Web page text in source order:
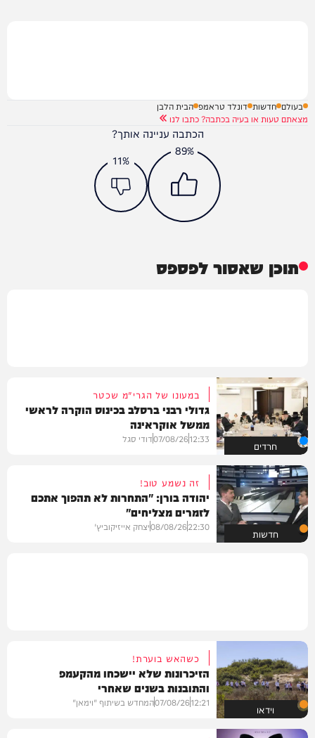
בעולם חדשות דונלד טראמפ הבית הלבן
מצאתם טעות או בעיה בכתבה? כתבו לנו
הכתבה עניינה אותך?
89%
11%
תוכן שאסור לפספס
חרדים
במעונו של הגרי"מ שכטר
גדולי רבני ברסלב בכינוס הוקרה לראשי
ממשל אוקראינה
12:33
07/08/26דודי סגל
חדשות
זה נשמע טוב!
יהודה בורן: "התחרות לא תהפוך אתכם
לזמרים מצליחים"
22:30
08/08/26יצחק אייזיקוביץ'
וידאו
כשהאש בוערת!
הזיכרונות שלא יישכחו מהקעמפ
והתובנות בשנים שאחרי
12:21
07/08/26המחדש בשיתוף "וימאן"